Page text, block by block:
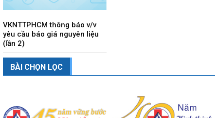
VKNTTPHCM thông báo v/v
yêu cầu báo giá nguyên liệu
(lần 2)
BÀI CHỌN LỌC